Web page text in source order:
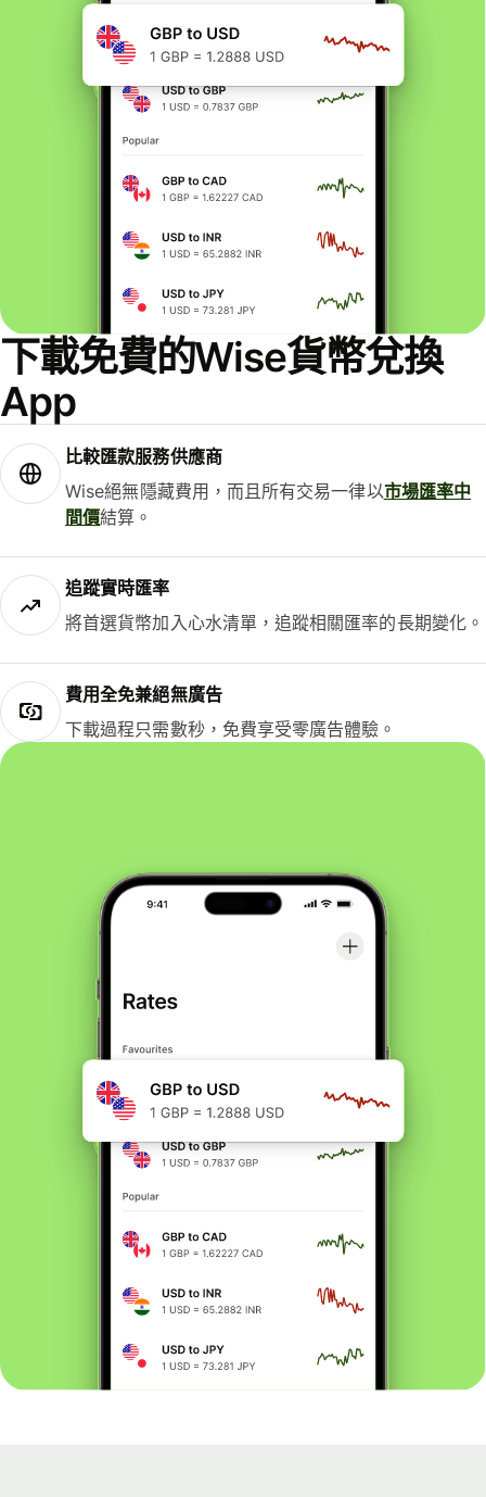
下載免費的Wise貨幣兌換
App
比較匯款服務供應商
Wise絕無隱藏費用，而且所有交易一律以市場匯率中
間價結算。
追蹤實時匯率
將首選貨幣加入心水清單，追蹤相關匯率的長期變化。
費用全免兼絕無廣告
下載過程只需數秒，免費享受零廣告體驗。